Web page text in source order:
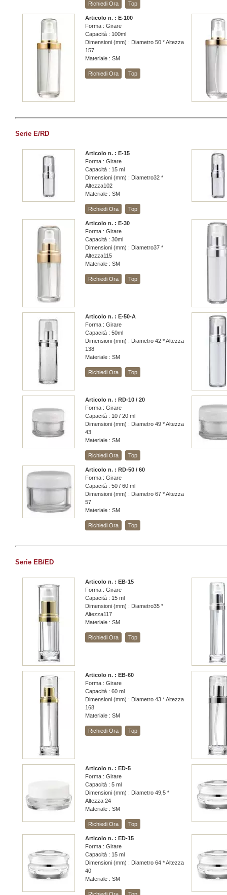
Richiedi Ora Top
Articolo n. : E-100
Forma : Girare
Capacità : 100ml
Dimensioni (mm) : Diametro 50 * Altezza
157
Materiale : SM
Richiedi Ora Top
Serie E/RD
Articolo n. : E-15
Forma : Girare
Capacità : 15 ml
Dimensioni (mm) : Diametro32 *
Altezza102
Materiale : SM
Richiedi Ora Top
Articolo n. : E-30
Forma : Girare
Capacità : 30ml
Dimensioni (mm) : Diametro37 *
Altezza115
Materiale : SM
Richiedi Ora Top
Articolo n. : E-50-A
Forma : Girare
Capacità : 50ml
Dimensioni (mm) : Diametro 42 * Altezza
138
Materiale : SM
Richiedi Ora Top
Articolo n. : RD-10 / 20
Forma : Girare
Capacità : 10 / 20 ml
Dimensioni (mm) : Diametro 49 * Altezza
43
Materiale : SM
Richiedi Ora Top
Articolo n. : RD-50 / 60
Forma : Girare
Capacità : 50 / 60 ml
Dimensioni (mm) : Diametro 67 * Altezza
57
Materiale : SM
Richiedi Ora Top
Serie EB/ED
Articolo n. : EB-15
Forma : Girare
Capacità : 15 ml
Dimensioni (mm) : Diametro35 *
Altezza117
Materiale : SM
Richiedi Ora Top
Articolo n. : EB-60
Forma : Girare
Capacità : 60 ml
Dimensioni (mm) : Diametro 43 * Altezza
168
Materiale : SM
Richiedi Ora Top
Articolo n. : ED-5
Forma : Girare
Capacità : 5 ml
Dimensioni (mm) : Diametro 49,5 *
Altezza 24
Materiale : SM
Richiedi Ora Top
Articolo n. : ED-15
Forma : Girare
Capacità : 15 ml
Dimensioni (mm) : Diametro 64 * Altezza
40
Materiale : SM